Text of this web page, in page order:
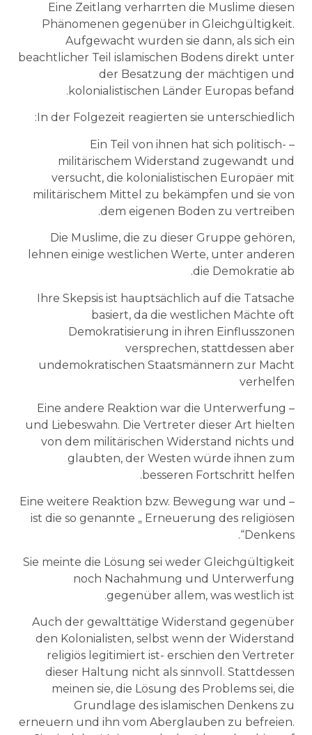
Eine Zeitlang verharrten die Muslime diesen
Phänomenen gegenüber in Gleichgültigkeit.
Aufgewacht wurden sie dann, als sich ein
beachtlicher Teil islamischen Bodens direkt unter
der Besatzung der mächtigen und
kolonialistischen Länder Europas befand.
In der Folgezeit reagierten sie unterschiedlich:
– Ein Teil von ihnen hat sich politisch-
militärischem Widerstand zugewandt und
versucht, die kolonialistischen Europäer mit
militärischem Mittel zu bekämpfen und sie von
dem eigenen Boden zu vertreiben.
Die Muslime, die zu dieser Gruppe gehören,
lehnen einige westlichen Werte, unter anderen
die Demokratie ab.
Ihre Skepsis ist hauptsächlich auf die Tatsache
basiert, da die westlichen Mächte oft
Demokratisierung in ihren Einflusszonen
versprechen, stattdessen aber
undemokratischen Staatsmännern zur Macht
verhelfen
– Eine andere Reaktion war die Unterwerfung
und Liebeswahn. Die Vertreter dieser Art hielten
von dem militärischen Widerstand nichts und
glaubten, der Westen würde ihnen zum
besseren Fortschritt helfen.
– Eine weitere Reaktion bzw. Bewegung war und
ist die so genannte „ Erneuerung des religiösen
Denkens“.
Sie meinte die Lösung sei weder Gleichgültigkeit
noch Nachahmung und Unterwerfung
gegenüber allem, was westlich ist.
Auch der gewalttätige Widerstand gegenüber
den Kolonialisten, selbst wenn der Widerstand
religiös legitimiert ist- erschien den Vertreter
dieser Haltung nicht als sinnvoll. Stattdessen
meinen sie, die Lösung des Problems sei, die
Grundlage des islamischen Denkens zu
erneuern und ihn vom Aberglauben zu befreien.